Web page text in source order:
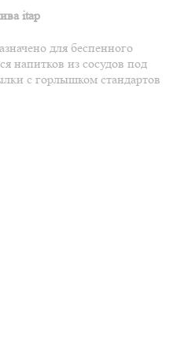
itap
для беспенного
напитков из сосудов под
с горлышком стандартов